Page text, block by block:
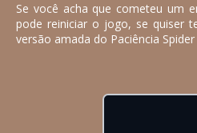
Se você acha que cometeu um
pode reiniciar o jogo, se quiser
versão amada do Paciência